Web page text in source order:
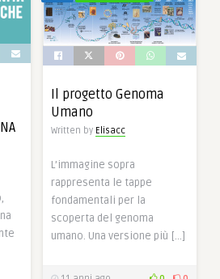
Il progetto Genoma
Umano
Written by Elisacc
L’immagine sopra
rappresenta le tappe
fondamentali per la
scoperta del genoma
umano. Una versione più […]